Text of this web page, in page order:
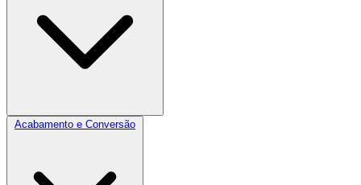
Acabamento e Conversão